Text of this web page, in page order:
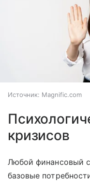
Источник: Magnific.com
кризисов
Любой финансовый
базовые